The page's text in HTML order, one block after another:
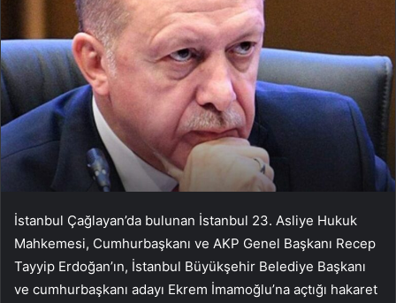
İstanbul Çağlayan’da bulunan İstanbul 23. Asliye Hukuk
Mahkemesi, Cumhurbaşkanı ve AKP Genel Başkanı Recep
Tayyip Erdoğan’ın, İstanbul Büyükşehir Belediye Başkanı
ve cumhurbaşkanı adayı Ekrem İmamoğlu’na açtığı hakaret